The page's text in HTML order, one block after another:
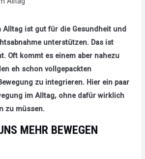
Alltag ist gut für die Gesundheit und
unterstützen. Das ist
Oft kommt es einem aber nahezu
eh schon vollgepackten
zu integrieren. Hier ein paar
im Alltag, ohne dafür wirklich
zu müssen.
MEHR BEWEGEN